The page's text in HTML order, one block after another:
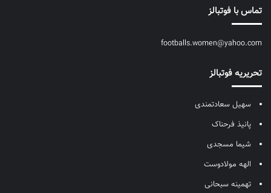
تماس با فوتبالز
footballs.women@yahoo.com
تحریریه فوتبالز
سهیل سعادتمندی
پانیذ فرحناک
شیما مسجدی
الهه مولادوست
تهمینه سبحانی